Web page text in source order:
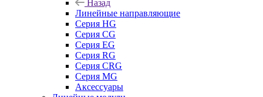
Назад
Линейные направляющие
Серия HG
Серия CG
Серия EG
Серия RG
Серия CRG
Серия MG
Аксессуары